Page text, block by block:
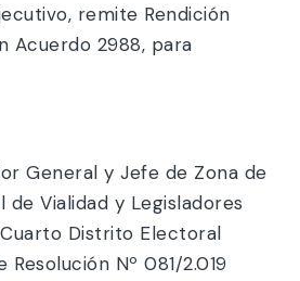
remite Rendición
Acuerdo 2988, para
General y Jefe de Zona de
de Vialidad y Legisladores
Cuarto Distrito Electoral
Resolución Nº 081/2.019